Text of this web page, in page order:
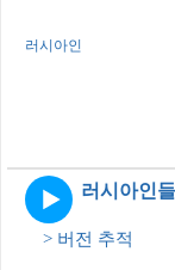
러시아인
러시아인
> 버전 추적